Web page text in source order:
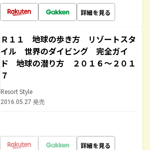
詳細を見る
Ｒ１１ 地球の歩き方 リゾートスタ
イル 世界のダイビング 完全ガイ
ド 地球の潜り方 ２０１６～２０１
７
Resort Style
2016.05.27 発売
詳細を見る